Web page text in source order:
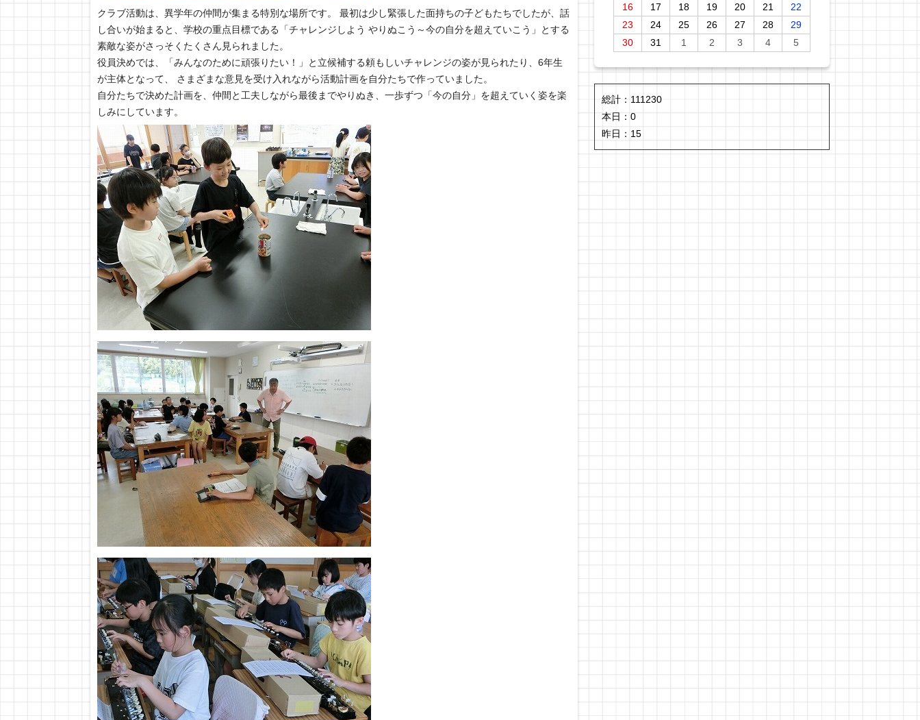
クラブ活動は、異学年の仲間が集まる特別な場所です。 最初は少し緊張した面持ちの子どもたちでしたが、話
し合いが始まると、学校の重点目標である「チャレンジしよう やりぬこう～今の自分を超えていこう」とする
素敵な姿がさっそくたくさん見られました。
役員決めでは、「みんなのために頑張りたい！」と立候補する頼もしいチャレンジの姿が見られたり、6年生
が主体となって、 さまざまな意見を受け入れながら活動計画を自分たちで作っていました。
自分たちで決めた計画を、仲間と工夫しながら最後までやりぬき、一歩ずつ「今の自分」を超えていく姿を楽
しみにしています。
16
17 18 19 20 21
22
23
24 25 26 27 28
29
30
31 1 2 3 4 5
総計： 111230
本日： 0
昨日： 15